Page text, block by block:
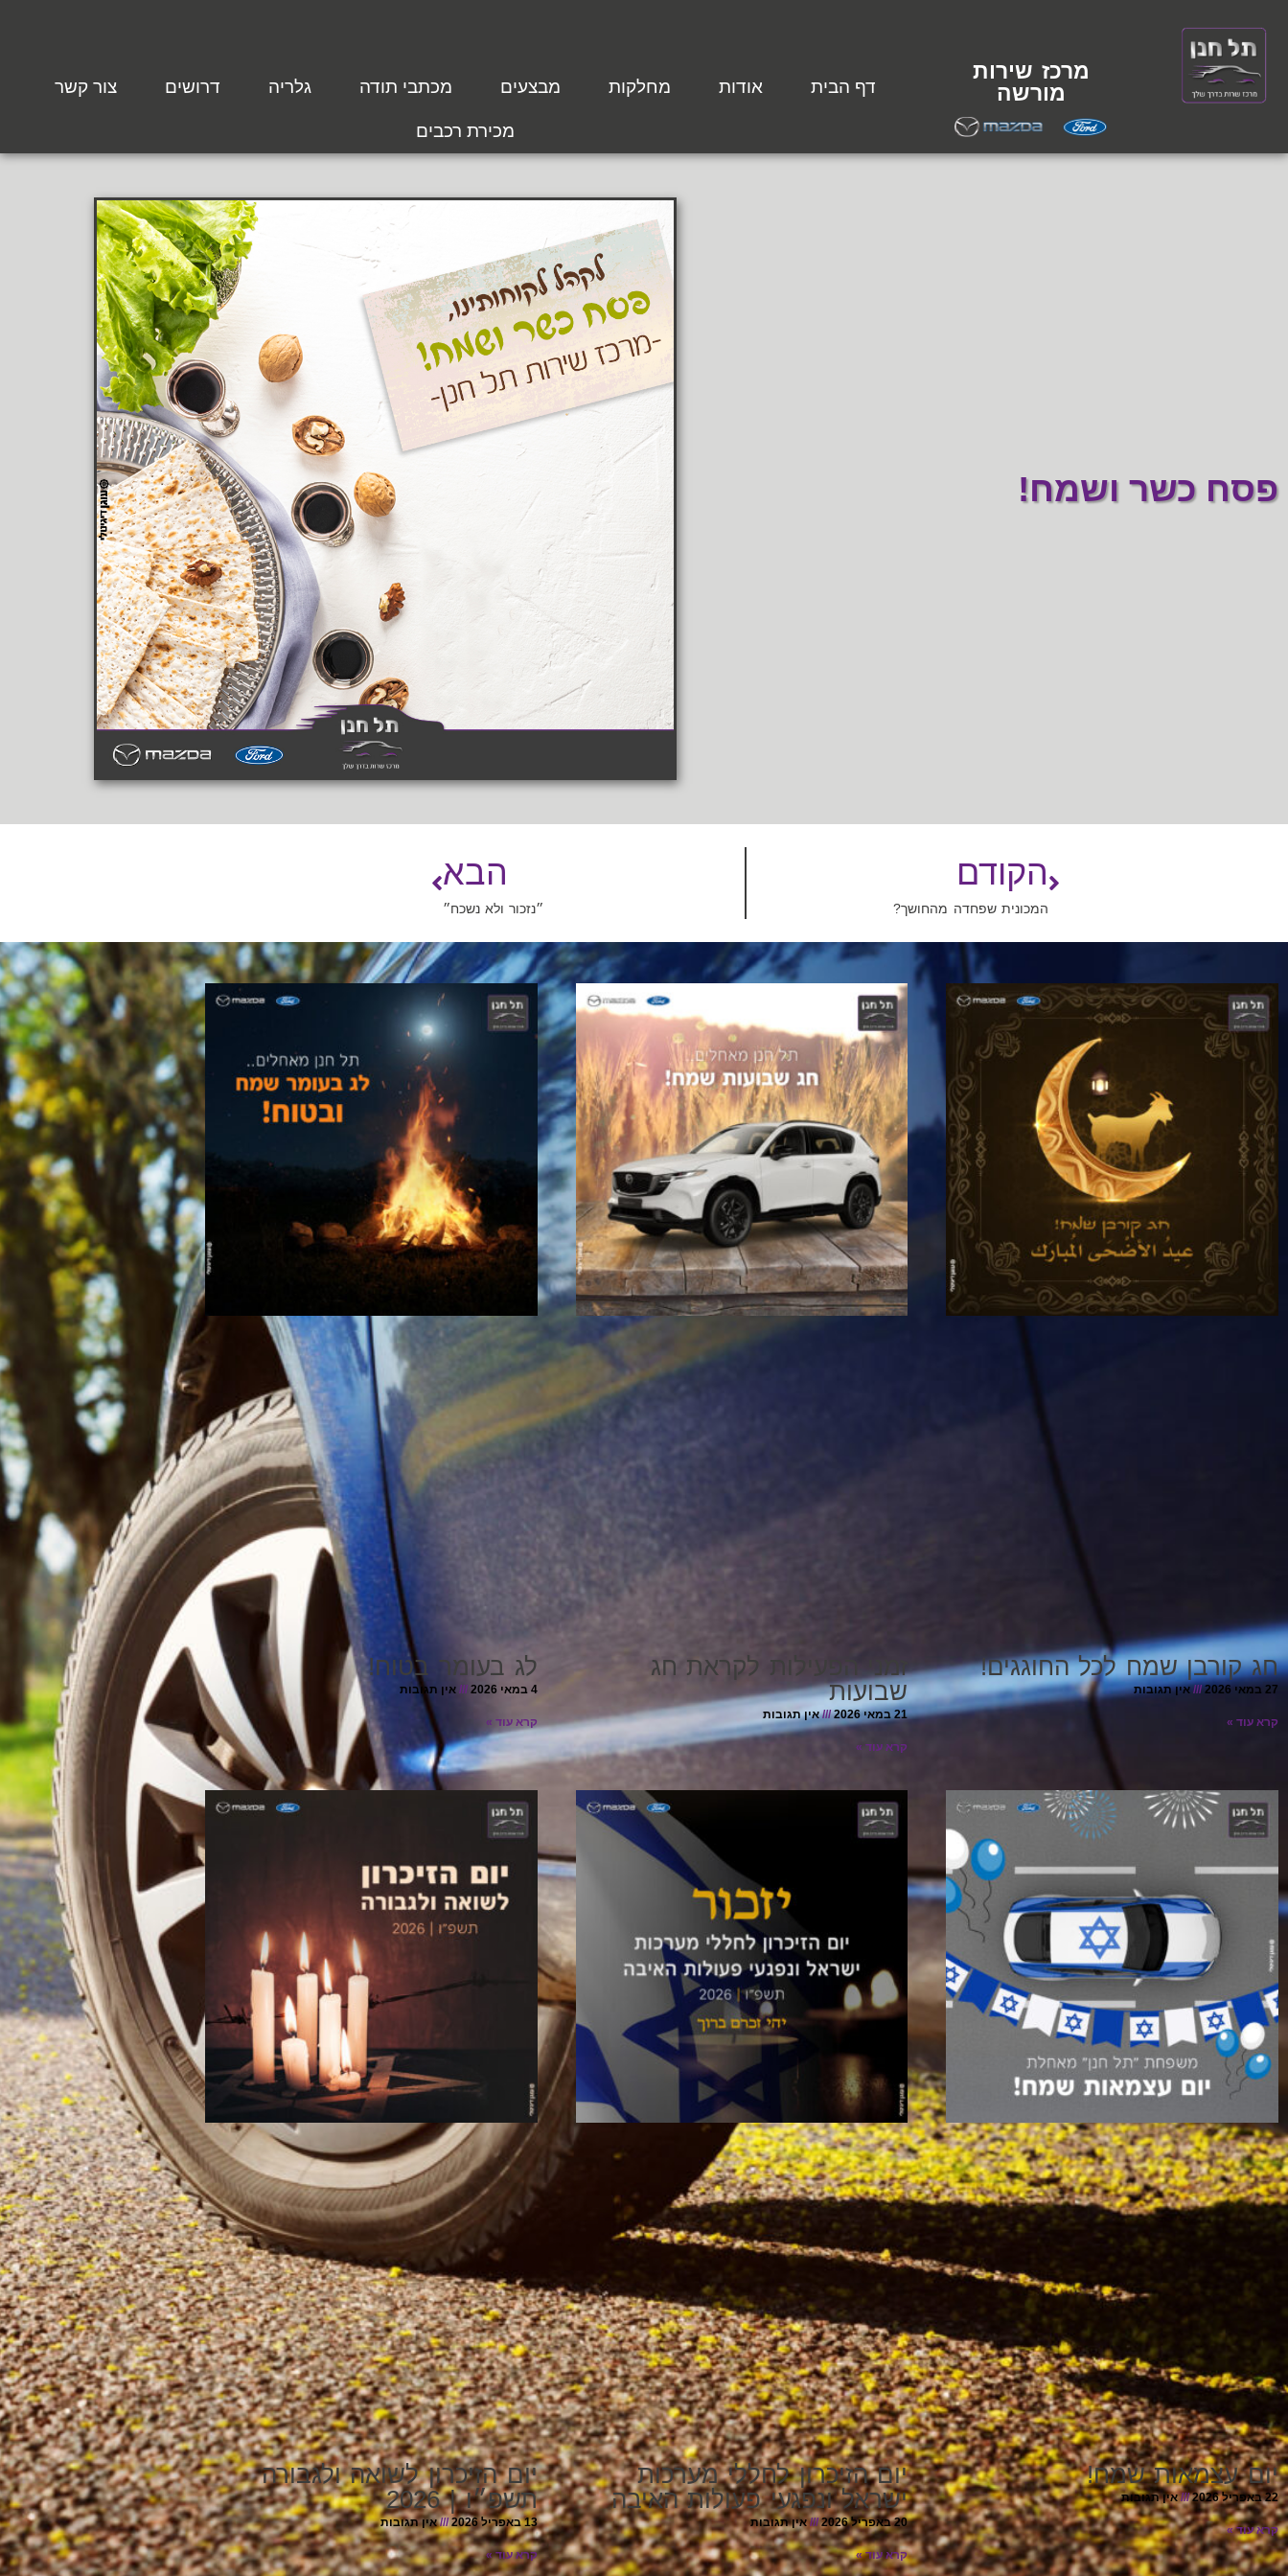
מרכז שירות
מורשה
דף הבית אודות מחלקות מבצעים מכתבי תודה גלריה דרושים צור קשר
מכירת רכבים
פסח כשר ושמח!
הקודם
המכונית שפחדה מהחושך?
הבא
״נזכור ולא נשכח״
חג קורבן שמח לכל החוגגים!
27 במאי 2026 אין תגובות
קרא עוד »
זמני הפעילות לקראת חג
שבועות
21 במאי 2026 אין תגובות
קרא עוד »
לג בעומר בטוח!
4 במאי 2026 אין תגובות
קרא עוד »
יום עצמאות שמח!
22 באפריל 2026 אין תגובות
קרא עוד »
יום הזיכרון לחללי מערכות
ישראל ונפגעי פעולות האיבה
20 באפריל 2026 אין תגובות
קרא עוד »
יום הזיכרון לשואה ולגבורה
תשפ״ו | 2026
13 באפריל 2026 אין תגובות
קרא עוד »